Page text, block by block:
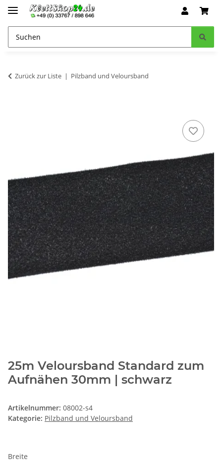
Zurück zur Liste Pilzband und Veloursband
25m Veloursband Standard zum
Aufnähen 30mm | schwarz
Artikelnummer: 08002-s4
Kategorie: Pilzband und Veloursband
Breite